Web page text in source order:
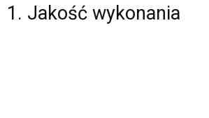
1. Jakość wykonania